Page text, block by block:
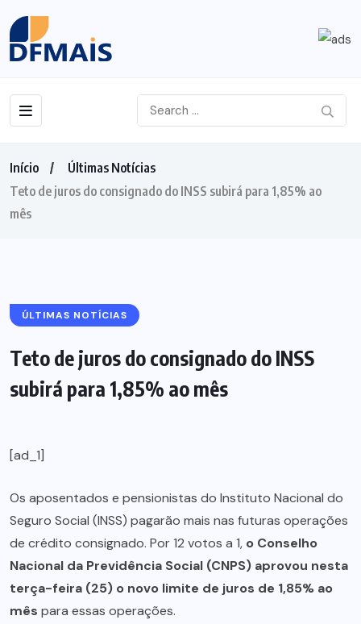
Início
Últimas Notícias
Teto de juros do consignado do INSS subirá para 1,85% ao
mês
ÚLTIMAS NOTÍCIAS
Teto de juros do consignado do INSS
subirá para 1,85% ao mês
[ad_1]
Os aposentados e pensionistas do Instituto Nacional do
Seguro Social (INSS) pagarão mais nas futuras operações
de crédito consignado. Por 12 votos a 1, o Conselho
Nacional da Previdência Social (CNPS) aprovou nesta
terça-feira (25) o novo limite de juros de 1,85% ao
mês para essas operações.